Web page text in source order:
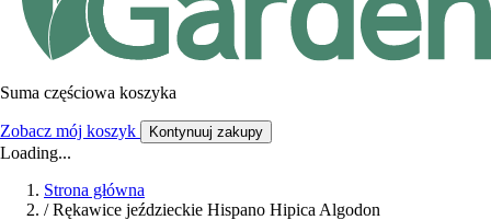
Suma częściowa koszyka
Zobacz mój koszyk Kontynuuj zakupy
Loading...
Strona główna
/ Rękawice jeździeckie Hispano Hipica Algodon